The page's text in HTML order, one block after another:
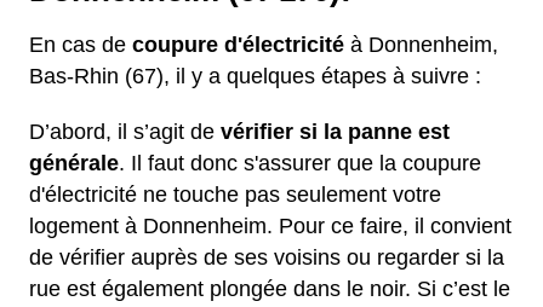
En cas de coupure d'électricité à Donnenheim,
Bas-Rhin (67), il y a quelques étapes à suivre :
D’abord, il s’agit de vérifier si la panne est
générale. Il faut donc s'assurer que la coupure
d'électricité ne touche pas seulement votre
logement à Donnenheim. Pour ce faire, il convient
de vérifier auprès de ses voisins ou regarder si la
rue est également plongée dans le noir. Si c’est le